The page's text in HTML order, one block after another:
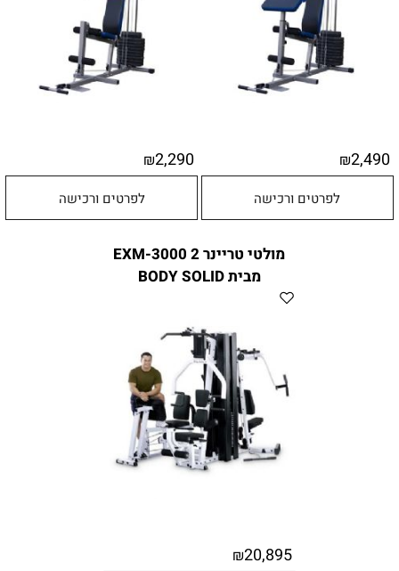
₪2,490
לפרטים ורכישה
₪2,290
לפרטים ורכישה
מולטי טריינר 2 EXM-3000
מבית BODY SOLID
₪20,895